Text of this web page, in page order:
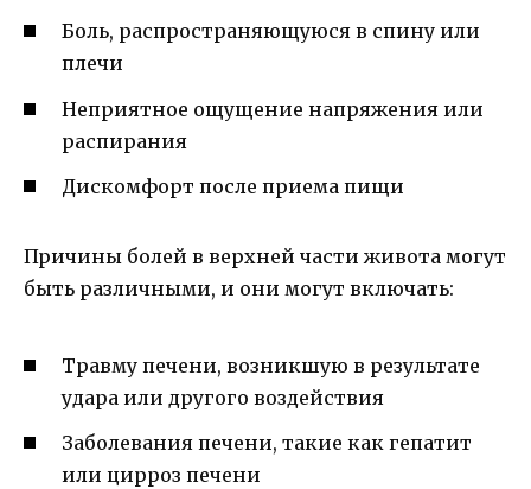
Боль, распространяющуюся в спину или
плечи
Неприятное ощущение напряжения или
распирания
Дискомфорт после приема пищи
Причины болей в верхней части живота могут
быть различными, и они могут включать:
Травму печени, возникшую в результате
удара или другого воздействия
Заболевания печени, такие как гепатит
или цирроз печени